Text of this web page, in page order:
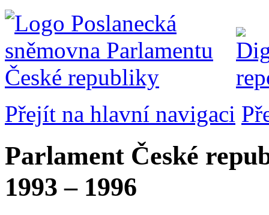
Přejít na hlavní navigaci
Parlament České
1993 – 1996